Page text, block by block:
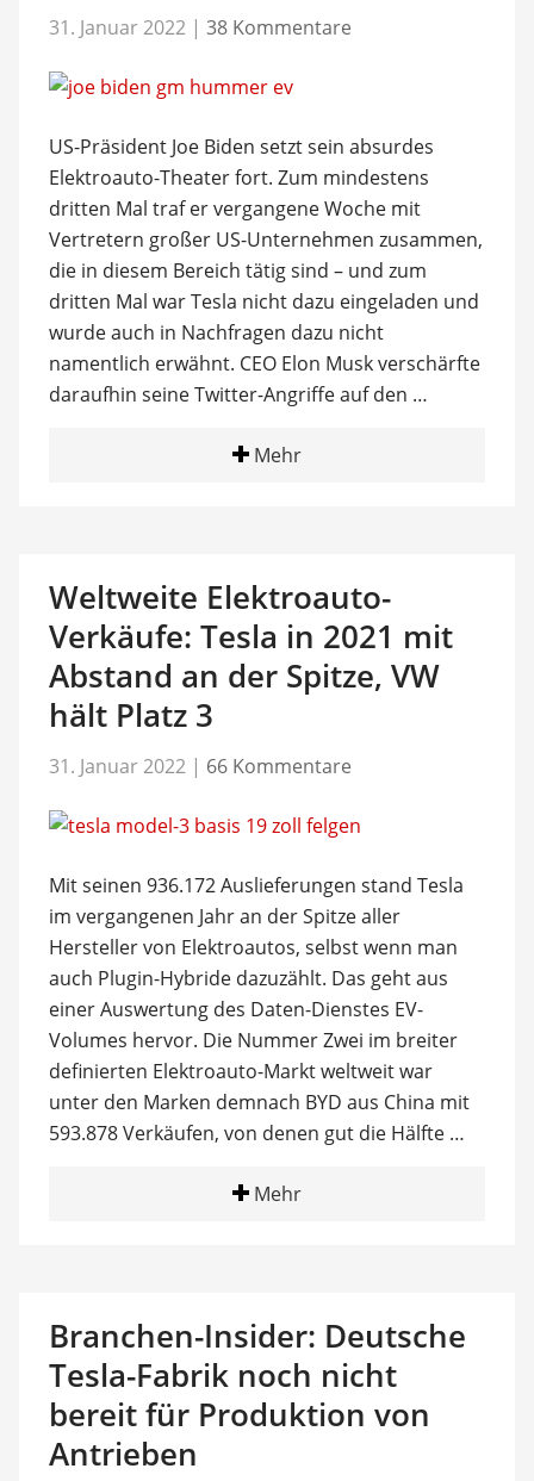
31. Januar 2022 | 38 Kommentare
US-Präsident Joe Biden setzt sein absurdes
Elektroauto-Theater fort. Zum mindestens
dritten Mal traf er vergangene Woche mit
Vertretern großer US-Unternehmen zusammen,
die in diesem Bereich tätig sind – und zum
dritten Mal war Tesla nicht dazu eingeladen und
wurde auch in Nachfragen dazu nicht
namentlich erwähnt. CEO Elon Musk verschärfte
daraufhin seine Twitter-Angriffe auf den …
Mehr
Weltweite Elektroauto-
Verkäufe: Tesla in 2021 mit
Abstand an der Spitze, VW
hält Platz 3
31. Januar 2022 | 66 Kommentare
Mit seinen 936.172 Auslieferungen stand Tesla
im vergangenen Jahr an der Spitze aller
Hersteller von Elektroautos, selbst wenn man
auch Plugin-Hybride dazuzählt. Das geht aus
einer Auswertung des Daten-Dienstes EV-
Volumes hervor. Die Nummer Zwei im breiter
definierten Elektroauto-Markt weltweit war
unter den Marken demnach BYD aus China mit
593.878 Verkäufen, von denen gut die Hälfte …
Mehr
Branchen-Insider: Deutsche
Tesla-Fabrik noch nicht
bereit für Produktion von
Antrieben